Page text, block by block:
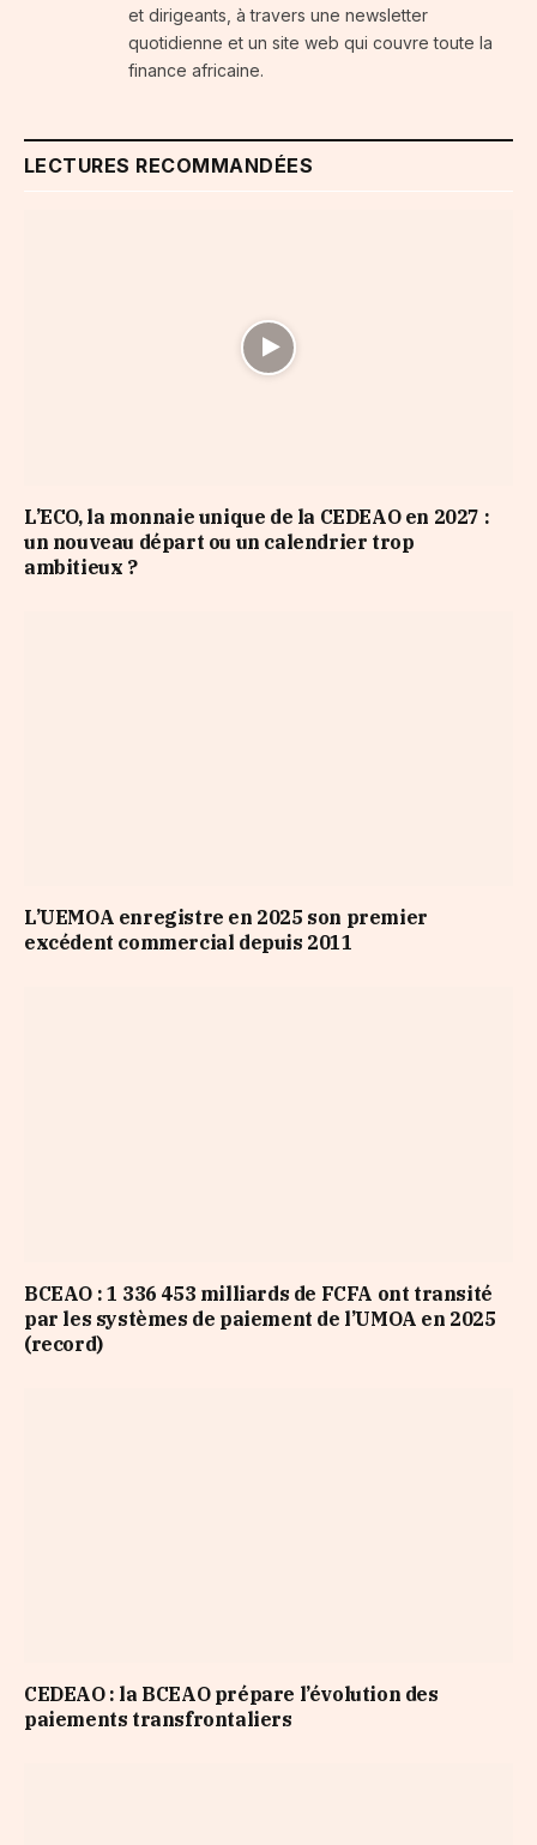
et dirigeants, à travers une newsletter
quotidienne et un site web qui couvre toute la
finance africaine.
LECTURES RECOMMANDÉES
L’ECO, la monnaie unique de la CEDEAO en 2027 :
un nouveau départ ou un calendrier trop
ambitieux ?
L’UEMOA enregistre en 2025 son premier
excédent commercial depuis 2011
BCEAO : 1 336 453 milliards de FCFA ont transité
par les systèmes de paiement de l’UMOA en 2025
(record)
CEDEAO : la BCEAO prépare l’évolution des
paiements transfrontaliers